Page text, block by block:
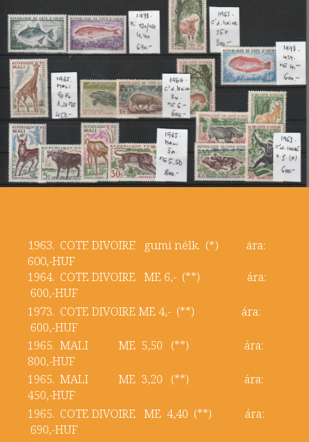
1963. COTE DIVOIRE gumi nélk. (*) ára:
600,-HUF
1964. COTE DIVOIRE ME 6,- (**) ára:
600,-HUF
1973. COTE DIVOIRE ME 4,- (**) ára:
600,-HUF
1965. MALI ME 5,50 (**) ára:
800,-HUF
1965. MALI ME 3,20 (**) ára:
450,-HUF
1965. COTE DIVOIRE ME 4,40 (**) ára:
690,-HUF